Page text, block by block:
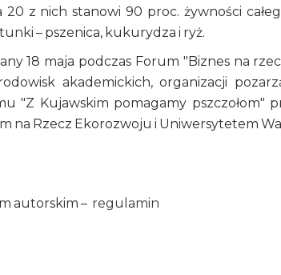
z nich stanowi 90 proc. żywności
– pszenica, kukurydza i ryż.
18 maja podczas Forum "Biznes na
akademickich, organizacji
"Z Kujawskim pomagamy pszczołom"
na Rzecz Ekorozwoju i Uniwersytetem
autorskim – regulamin